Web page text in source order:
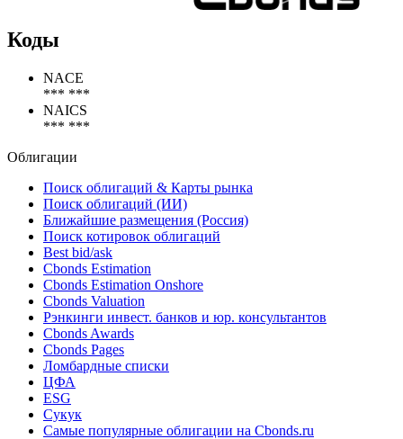
Коды
NACE
*** ***
NAICS
*** ***
Облигации
Поиск облигаций & Карты рынка
Поиск облигаций (ИИ)
Ближайшие размещения (Россия)
Поиск котировок облигаций
Best bid/ask
Cbonds Estimation
Cbonds Estimation Onshore
Cbonds Valuation
Рэнкинги инвест. банков и юр. консультантов
Cbonds Awards
Cbonds Pages
Ломбардные списки
ЦФА
ESG
Сукук
Самые популярные облигации на Cbonds.ru